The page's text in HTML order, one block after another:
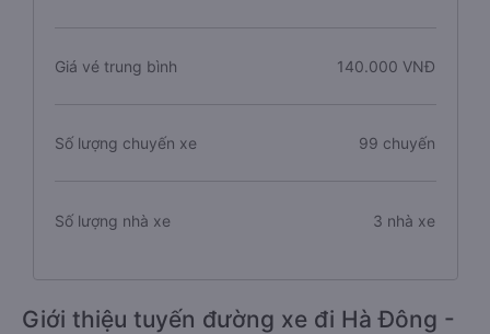
Giá vé trung bình 140.000 VNĐ
Số lượng chuyến xe 99 chuyến
Số lượng nhà xe 3 nhà xe
Giới thiệu tuyến đường xe đi Hà Đông -